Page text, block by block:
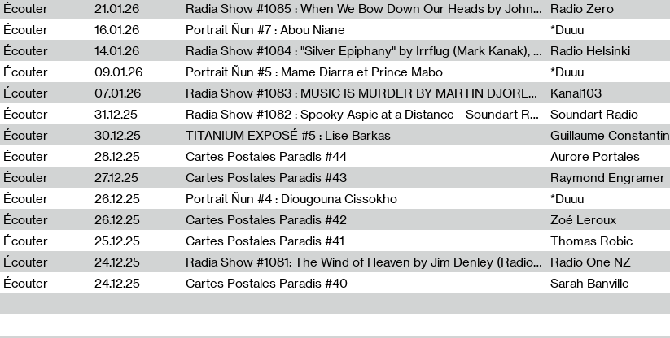
Écouter
21.01.26 Radia Show #1085 : When We Bow Down Our Heads by John Roach (Radia edit, Rádio Zero) Radio Zero
Écouter
16.01.26 Portrait Ñun #7 : Abou Niane *Duuu
Écouter
14.01.26 Radia Show #1084 : "Silver Epiphany" by Irrflug (Mark Kanak), featuring Jarboe and Blixa Bargeld (for Radio Helsinki) Radio Helsinki
Écouter
09.01.26 Portrait Ñun #5 : Mame Diarra et Prince Mabo *Duuu
Écouter
07.01.26 Radia Show #1083 : MUSIC IS MURDER BY MARTIN DJORLEV (KANAL103) Kanal103
Écouter
31.12.25 Radia Show #1082 : Spooky Aspic at a Distance - Soundart Radio Soundart Radio
Écouter
30.12.25 TITANIUM EXPOSÉ #5 : Lise Barkas Guillaume Constantin
Écouter
28.12.25 Cartes Postales Paradis #44 Aurore Portales
Écouter
27.12.25 Cartes Postales Paradis #43 Raymond Engramer
Écouter
26.12.25 Portrait Ñun #4 : Diougouna Cissokho *Duuu
Écouter
26.12.25 Cartes Postales Paradis #42 Zoé Leroux
Écouter
25.12.25 Cartes Postales Paradis #41 Thomas Robic
Écouter
24.12.25 Radia Show #1081: The Wind of Heaven by Jim Denley (Radio One 91 FM) Radio One NZ
Écouter
24.12.25 Cartes Postales Paradis #40 Sarah Banville